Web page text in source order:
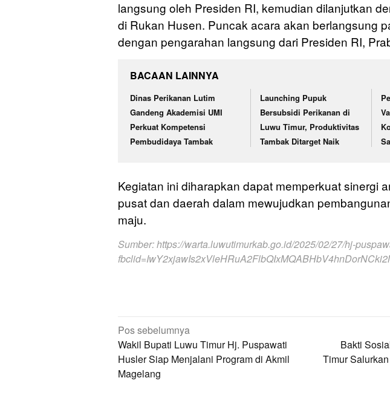
langsung oleh Presiden RI, kemudian dilanjutkan
di Rukan Husen. Puncak acara akan berlangsung
dengan pengarahan langsung dari Presiden RI,
BACAAN LAINNYA
Dinas Perikanan Lutim
Gandeng Akademisi UMI
Perkuat Kompetensi
Pembudidaya Tambak
Launching Pupuk
Bersubsidi Perikanan di
Luwu Timur, Produktivitas
Tambak Ditarget Naik
Kegiatan ini diharapkan dapat memperkuat sinergi
pusat dan daerah dalam mewujudkan
maju.
Sumber:https://warta.luwutimurkab.go.id/2025/02/27/hj-
Navigasi
pos
Pos sebelumnya
Wakil Bupati Luwu Timur Hj. Puspawati
Husler Siap Menjalani Program di Akmil
Magelang
Bakti
Timur